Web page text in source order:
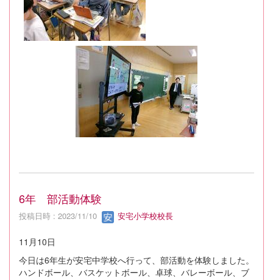
6年 部活動体験
投稿日時 : 2023/11/10 安宅小学校校長
11月10日
今日は6年生が安宅中学校へ行って、部活動を体験しました。
ハンドボール、バスケットボール、卓球、バレーボール、ブ